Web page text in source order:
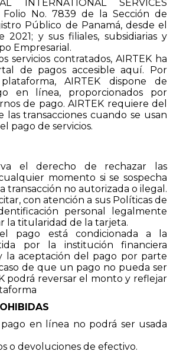
INTERNATIONAL SERVICES
Folio No. 7839 de la Sección de
Público de Panamá, desde el
y sus filiales, subsidiarias y
Empresarial.
servicios contratados, AIRTEK ha
de pagos accesible aquí. Por
AIRTEK dispone de
en línea, proporcionados por
de pago. AIRTEK requiere del
transacciones cuando se usan
pago de servicios.
el derecho de rechazar las
momento si se sospecha
transacción no autorizada o ilegal.
con atención a sus Políticas de
personal legalmente
la titularidad de la tarjeta.
pago está condicionada a la
por la institución financiera
la aceptación del pago por parte
de que un pago no pueda ser
podrá reversar el monto y reflejar
en línea no podrá ser usada
o devoluciones de efectivo.